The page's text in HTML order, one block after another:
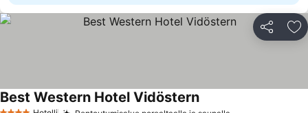
Jaa
Best Western Hotel Vidöstern